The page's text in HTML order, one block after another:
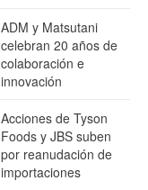
ADM y Matsutani
celebran 20 años de
colaboración e
innovación
Acciones de Tyson
Foods y JBS suben
por reanudación de
importaciones